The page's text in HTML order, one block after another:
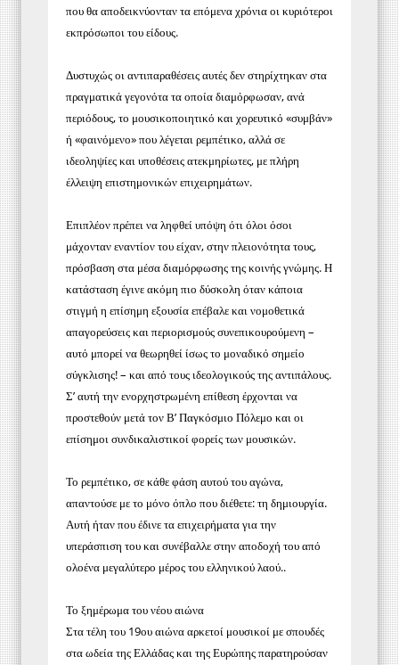
που θα αποδεικνύονταν τα επόμενα χρόνια οι κυριότεροι
εκπρόσωποι του είδους.
Δυστυχώς οι αντιπαραθέσεις αυτές δεν στηρίχτηκαν στα
πραγματικά γεγονότα τα οποία διαμόρφωσαν, ανά
περιόδους, το μουσικοποιητικό και χορευτικό «συμβάν»
ή «φαινόμενο» που λέγεται ρεμπέτικο, αλλά σε
ιδεοληψίες και υποθέσεις ατεκμηρίωτες, με πλήρη
έλλειψη επιστημονικών επιχειρημάτων.
Επιπλέον πρέπει να ληφθεί υπόψη ότι όλοι όσοι
μάχονταν εναντίον του είχαν, στην πλειονότητα τους,
πρόσβαση στα μέσα διαμόρφωσης της κοινής γνώμης. Η
κατάσταση έγινε ακόμη πιο δύσκολη όταν κάποια
στιγμή η επίσημη εξουσία επέβαλε και νομοθετικά
απαγορεύσεις και περιορισμούς συνεπικουρούμενη –
αυτό μπορεί να θεωρηθεί ίσως το μοναδικό σημείο
σύγκλισης! – και από τους ιδεολογικούς της αντιπάλους.
Σ’ αυτή την ενορχηστρωμένη επίθεση έρχονται να
προστεθούν μετά τον Β’ Παγκόσμιο Πόλεμο και οι
επίσημοι συνδικαλιστικοί φορείς των μουσικών.
Το ρεμπέτικο, σε κάθε φάση αυτού του αγώνα,
απαντούσε με το μόνο όπλο που διέθετε: τη δημιουργία.
Αυτή ήταν που έδινε τα επιχειρήματα για την
υπεράσπιση του και συνέβαλλε στην αποδοχή του από
ολοένα μεγαλύτερο μέρος του ελληνικού λαού..
Το ξημέρωμα του νέου αιώνα
Στα τέλη του 19ου αιώνα αρκετοί μουσικοί με σπουδές
στα ωδεία της Ελλάδας και της Ευρώπης παρατηρούσαν